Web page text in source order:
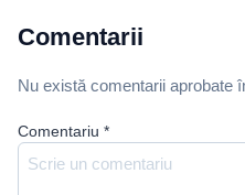
Comentarii
Nu există comentarii aprobate
Comentariu *